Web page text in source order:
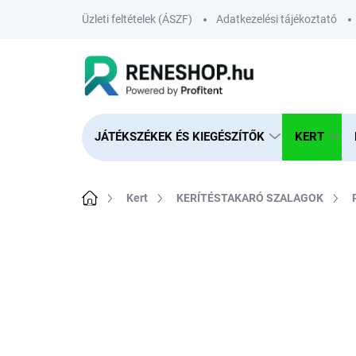
Üzleti feltételek (ÁSZF) Adatkezelési tájékoztató
JÁTÉKSZÉKEK ÉS KIEGÉSZÍTŐK KERT
Kezdőlap
Kert KERÍTÉSTAKARÓ SZALAGOK